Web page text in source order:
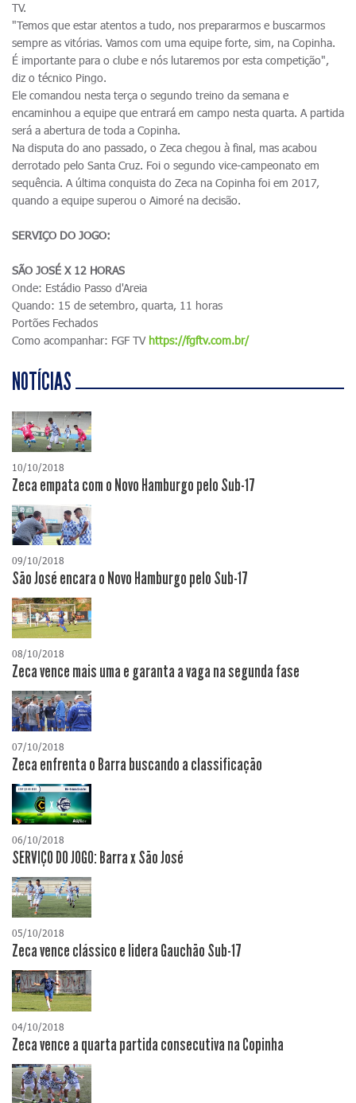
TV.
"Temos que estar atentos a tudo, nos prepararmos e buscarmos
sempre as vitórias. Vamos com uma equipe forte, sim, na Copinha.
É importante para o clube e nós lutaremos por esta competição",
diz o técnico Pingo.
Ele comandou nesta terça o segundo treino da semana e
encaminhou a equipe que entrará em campo nesta quarta. A partida
será a abertura de toda a Copinha.
Na disputa do ano passado, o Zeca chegou à final, mas acabou
derrotado pelo Santa Cruz. Foi o segundo vice-campeonato em
sequência. A última conquista do Zeca na Copinha foi em 2017,
quando a equipe superou o Aimoré na decisão.
SERVIÇO DO JOGO:
SÃO JOSÉ X 12 HORAS
Onde: Estádio Passo d'Areia
Quando: 15 de setembro, quarta, 11 horas
Portões Fechados
Como acompanhar: FGF TV https://fgftv.com.br/
NOTÍCIAS
10/10/2018
Zeca empata com o Novo Hamburgo pelo Sub-17
09/10/2018
São José encara o Novo Hamburgo pelo Sub-17
08/10/2018
Zeca vence mais uma e garanta a vaga na segunda fase
07/10/2018
Zeca enfrenta o Barra buscando a classificação
06/10/2018
SERVIÇO DO JOGO: Barra x São José
05/10/2018
Zeca vence clássico e lidera Gauchão Sub-17
04/10/2018
Zeca vence a quarta partida consecutiva na Copinha